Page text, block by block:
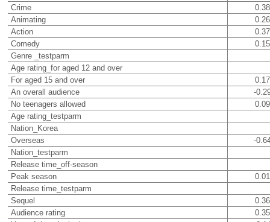
Crime
0.38
Animating
0.26
Action
0.37
Comedy
0.15
Genre _testparm
Age rating_for aged 12 and over
For aged 15 and over
0.17
An overall audience
-
No teenagers allowed
0.09
Age rating_testparm
Nation_Korea
Overseas
-
Nation_testparm
Release time_off-season
Peak season
0.01
Release time_testparm
Sequel
0.36
Audience rating
0.35